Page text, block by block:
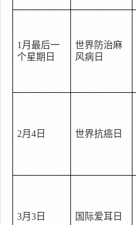
1 月最后一
个星期日
世界防治麻
风病日
2月4 日 世界抗癌日
3月3 日 国际爱耳日